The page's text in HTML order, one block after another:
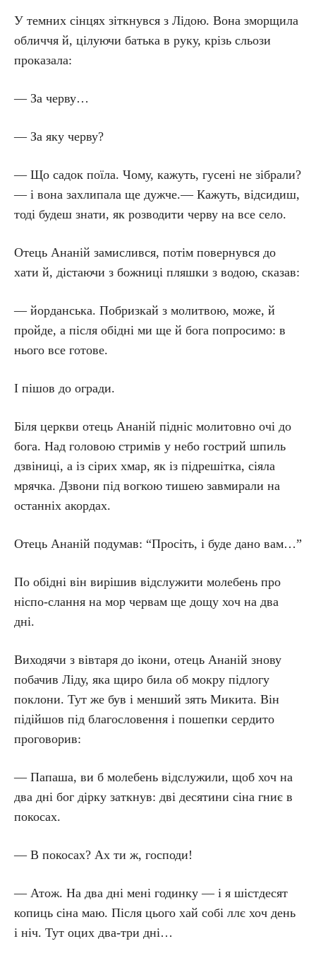
У темних сінцях зіткнувся з Лідою. Вона зморщила
обличчя й, цілуючи батька в руку, крізь сльози
проказала:
— За черву…
— За яку черву?
— Що садок поїла. Чому, кажуть, гусені не зібрали?
— і вона захлипала ще дужче.— Кажуть, відсидиш,
тоді будеш знати, як розводити черву на все село.
Отець Ананій замислився, потім повернувся до
хати й, дістаючи з божниці пляшки з водою, сказав:
— йорданська. Побризкай з молитвою, може, й
пройде, а після обідні ми ще й бога попросимо: в
нього все готове.
І пішов до огради.
Біля церкви отець Ананій підніс молитовно очі до
бога. Над головою стримів у небо гострий шпиль
дзвіниці, а із сірих хмар, як із підрешітка, сіяла
мрячка. Дзвони під вогкою тишею завмирали на
останніх акордах.
Отець Ананій подумав: “Просіть, і буде дано вам…”
По обідні він вирішив відслужити молебень про
ніспо-слання на мор червам ще дощу хоч на два
дні.
Виходячи з вівтаря до ікони, отець Ананій знову
побачив Ліду, яка щиро била об мокру підлогу
поклони. Тут же був і менший зять Микита. Він
підійшов під благословення і пошепки сердито
проговорив:
— Папаша, ви б молебень відслужили, щоб хоч на
два дні бог дірку заткнув: дві десятини сіна гниє в
покосах.
— В покосах? Ах ти ж, господи!
— Атож. На два дні мені годинку — і я шістдесят
копиць сіна маю. Після цього хай собі ллє хоч день
і ніч. Тут оцих два-три дні…